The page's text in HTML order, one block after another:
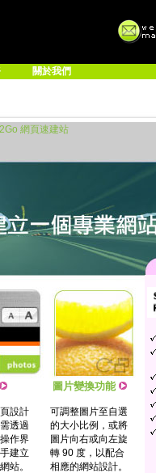
關於我們
網頁速建站
設計
透過
作界
建立
站。
圖片變換功能
可調整圖片至自選
的大小比例，或將
圖片向右或向左旋
轉 90 度，以配合
相應的網站設計。